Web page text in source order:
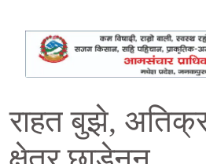
राहत बुझे,